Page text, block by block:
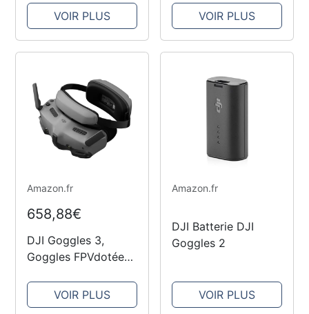
VOIR PLUS
Écrans Micro-OLED,
Transmission vidéo
VOIR PLUS
Amazon.fr
658,88€
DJI Goggles 3,
Goggles FPVdotées
OLED Saisissants,
Expérience de Vol
VOIR PLUS
Amazon.fr
DJI Batterie DJI
Goggles 2
VOIR PLUS